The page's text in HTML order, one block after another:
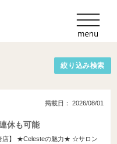
絞り込み検索
掲載日： 2026/08/01
休も可能
店】 ★Celesteの魅力★ ☆サロン